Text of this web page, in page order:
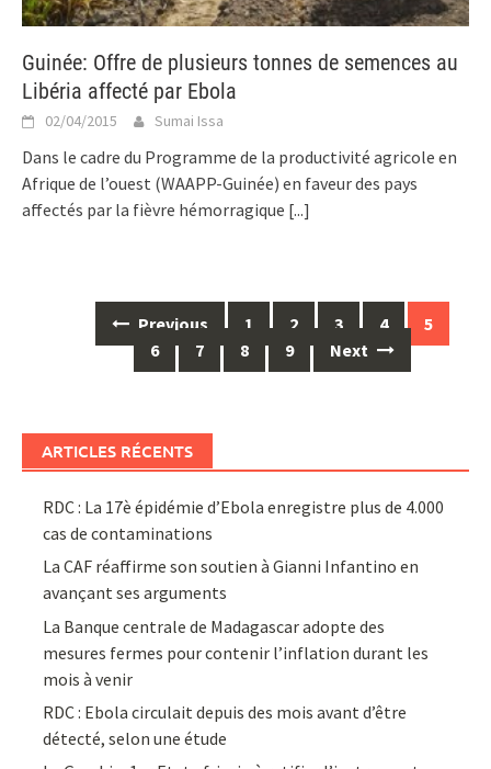
Guinée: Offre de plusieurs tonnes de semences au
Libéria affecté par Ebola
02/04/2015 Sumai Issa
Dans le cadre du Programme de la productivité agricole en
Afrique de l’ouest (WAAPP-Guinée) en faveur des pays
affectés par la fièvre hémorragique [...]
navigation
Previous 1 2 3 4
5
6
7 8 9 Next
ARTICLES RÉCENTS
RDC : La 17è épidémie d’Ebola enregistre plus de 4.000
cas de contaminations
La CAF réaffirme son soutien à Gianni Infantino en
avançant ses arguments
La Banque centrale de Madagascar adopte des
mesures fermes pour contenir l’inflation durant les
mois à venir
RDC : Ebola circulait depuis des mois avant d’être
détecté, selon une étude